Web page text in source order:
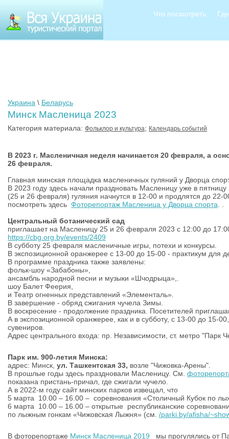
Что посмотреть
Украина \ Беларусь
Минск Масленица 2023
Категория материала: Фольклор и культура; Календарь событий
В 2023 г. Масленичная неделя начинается 20 февраля, а
26 февраля.
Главная минская площадка масленичных гуляний у Дворца
В 2023 году здесь начали праздновать Масленицу уже в
(25 и 26 февраля) гуляния начнутся в 12-00 и продлятся до 22-
посмотреть здесь Фоторепортаж Масленица у Дворца спорта
Центральный ботанический сад
приглашает на Масленицу 25 и 26 февраля 2023 с 12:00 до
https://cbg.org.by/events/2409
В субботу 25 февраля масленичные игры, потехи и конкурсы.
В экспозиционной оранжерее с 13-00 до 15-00 - практикум для
В программе праздника также заявлены:
фольк-шоу «Забабоны»,
ансамбль народной песни и музыки «Шчодрыца»,.
шоу Балет Феерия,
и Театр огненных представлений «Элементаль».
В завершение - обряд сжигания чучела Зимы.
В воскресение - продолжение праздника. Посетителей
А в экспозиционной оранжерее, как и в субботу, с 13-00 до 15-
сувениров.
Адрес центрального входа: пр. Независимости, ст. метро "Парк
Парк им. 900-летия Минска:
адрес: Минск, ул. Ташкентская 33, возле "Чижовка-Арены".
В прошлые годы здесь праздновали Масленицу. См.
показана пристань-причал, где сжигали чучело.
А в 2022-м году сайт минских парков извещал, что
5 марта 10.00 – 16.00 – соревнования «Столичный Кубок по
6 марта 10.00 – 16.00 – открытые республиканские
по лыжным гонкам «Чижовская Лыжня» (см. /parki.by/afisha/
В фоторепортаже Минск Масленица 2019 мы прогулялись от